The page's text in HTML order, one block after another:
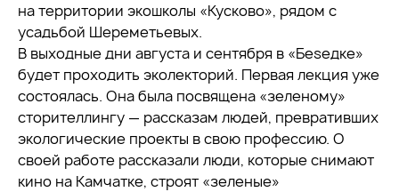
на территории экошколы «Кусково», рядом с
усадьбой Шереметьевых.
В выходные дни августа и сентября в «Беsедке»
будет проходить эколекторий. Первая лекция уже
состоялась. Она была посвящена «зеленому»
сторителлингу — рассказам людей, превративших
экологические проекты в свою профессию. О
своей работе рассказали люди, которые снимают
кино на Камчатке, строят «зеленые»